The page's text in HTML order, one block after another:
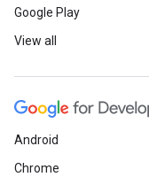
Google Play
View all
Android
Chrome